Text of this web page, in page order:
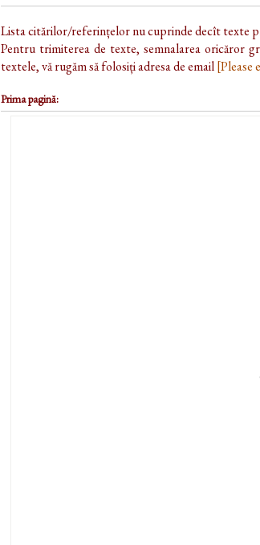
Lista citărilor/referințelor nu cuprinde decît texte
Pentru trimiterea de texte, semnalarea oricăror
textele, vă rugăm să folosiți adresa de email[Please
Prima pagină: